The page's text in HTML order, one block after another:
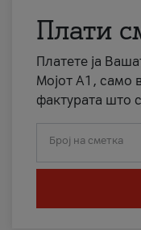
Плати
Платете ја
Мојот А1, само
фактурата што
Број на сметка